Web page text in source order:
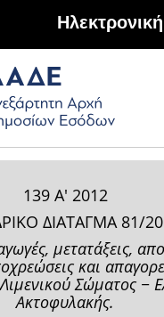
139 Α' 2012
ΔΙΑΤΑΓΜΑ 81/
μετατάξεις,
και
Σώματος −
Ακτοφυλακής.